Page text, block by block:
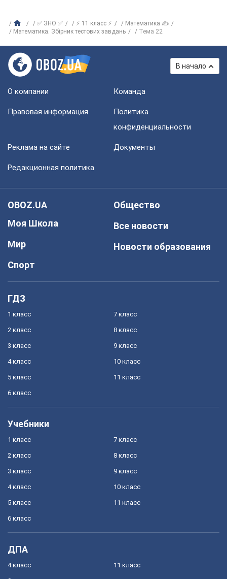
✅ ЗНО ✅ ⚡ 11 класс ⚡
Математика ✍
Математика. Збірник тестових завдань
Тема 22
В начало
О компании Команда
Правовая информация
Политика
конфиденциальности
Реклама на сайте Документы
Редакционная политика
OBOZ.UA
Моя Школа
Мир
Спорт
Общество
Все новости
Новости образования
ГДЗ
1 класс
2 класс
3 класс
4 класс
5 класс
6 класс
7 класс
8 класс
9 класс
10 класс
11 класс
Учебники
1 класс
2 класс
3 класс
4 класс
5 класс
6 класс
7 класс
8 класс
9 класс
10 класс
11 класс
ДПА
4 класс 11 класс